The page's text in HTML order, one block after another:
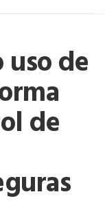
de
de